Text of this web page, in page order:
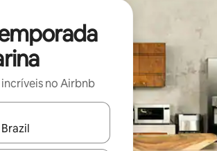
no Airbnb
disponíveis, explore-os usando as seta